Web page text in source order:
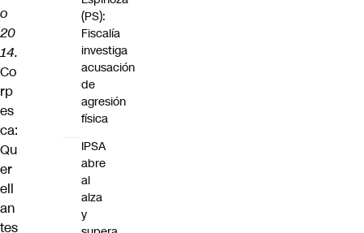
o
20
14.
Co
rp
es
ca:
Qu
er
ell
an
tes
(PS):
Fiscalía
investiga
acusación
de
agresión
física
IPSA
abre
al
alza
y